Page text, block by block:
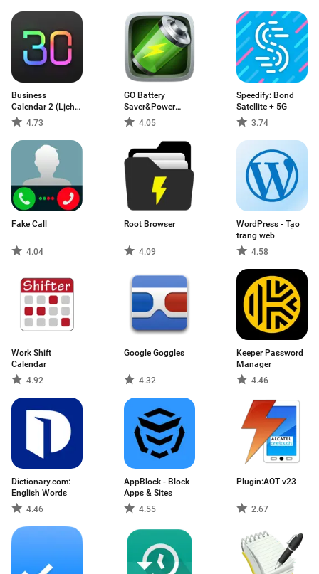
Business
Calendar 2 (Lịch
KD) 4.73
GO Battery
Saver&Power
Widget
4.05
Speedify: Bond
Satellite + 5G
3.74
Fake Call
4.04
Root Browser
4.09
WordPress - Tạo
trang web
4.58
Work Shift
Calendar
4.92
Google Goggles
4.32
Keeper Password
Manager
4.46
Dictionary.com:
English Words
4.46
AppBlock - Block
Apps & Sites
4.55
Plugin:AOT v23
2.67